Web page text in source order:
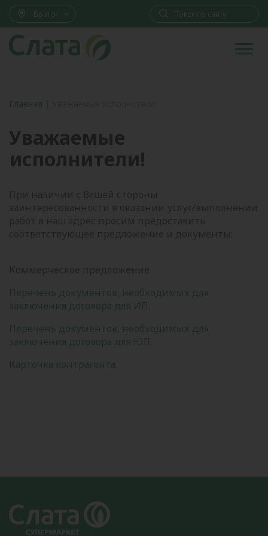
Братск
Главная
Уважаемые
исполнители!
Перечень документов, необходимых для
заключения договора для ИП.
Перечень документов, необходимых для
заключения договора для ЮЛ.
Карточка контрагента.